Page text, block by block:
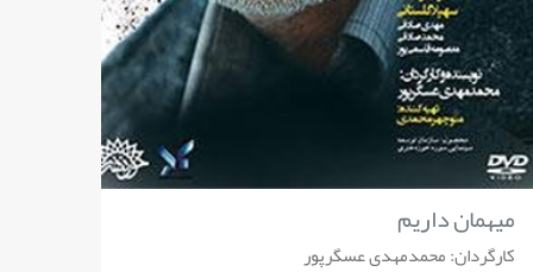
میهمان داریم
کارگردان: محمدمهدی عسگرپور